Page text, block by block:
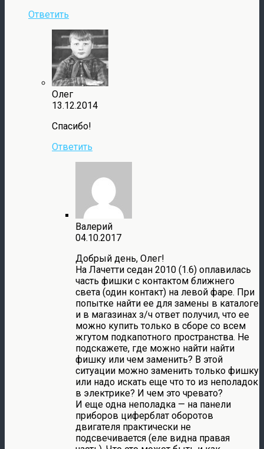
Ответить
Олег
13.12.2014
Спасибо!
Ответить
Валерий
04.10.2017
Добрый день, Олег!
На Лачетти седан 2010 (1.6) оплавилась
часть фишки с контактом ближнего
света (один контакт) на левой фаре. При
попытке найти ее для замены в каталоге
и в магазинах з/ч ответ получил, что ее
можно купить только в сборе со всем
жгутом подкапотного пространства. Не
подскажете, где можно найти найти
фишку или чем заменить? В этой
ситуации можно заменить только фишку
или надо искать еще что то из неполадок
в электрике? И чем это чревато?
И еще одна неполадка — на панели
приборов циферблат оборотов
двигателя практически не
подсвечивается (еле видна правая